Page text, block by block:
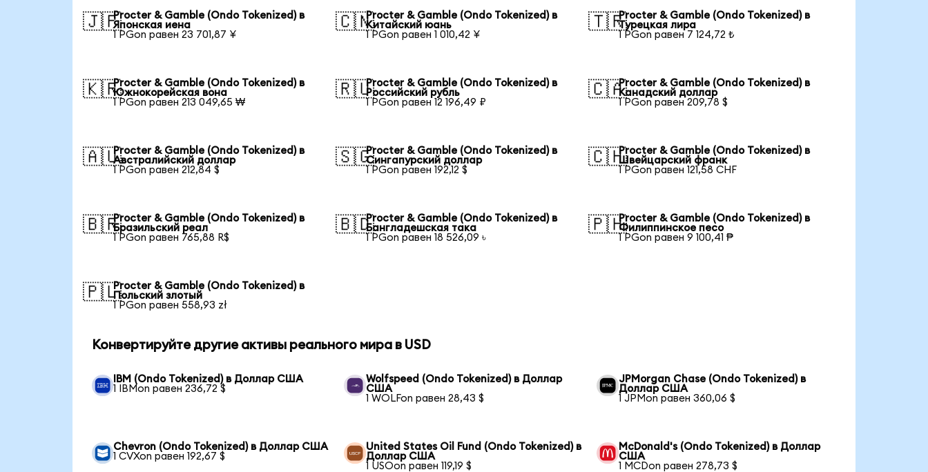
🇯🇵Procter & Gamble (Ondo Tokenized) в
Японская иена
1 PGon равен 23 701,87 ¥
🇨🇳Procter & Gamble (Ondo Tokenized) в
Китайский юань
1 PGon равен 1 010,42 ¥
🇹🇷Procter & Gamble (Ondo Tokenized) в
Турецкая лира
1 PGon равен 7 124,72 ₺
🇰🇷Procter & Gamble (Ondo Tokenized) в
Южнокорейская вона
1 PGon равен 213 049,65 ₩
🇷🇺Procter & Gamble (Ondo Tokenized) в
Российский рубль
1 PGon равен 12 196,49 ₽
🇨🇦Procter & Gamble (Ondo Tokenized) в
Канадский доллар
1 PGon равен 209,78 $
🇦🇺Procter & Gamble (Ondo Tokenized) в
Австралийский доллар
1 PGon равен 212,84 $
🇸🇬Procter & Gamble (Ondo Tokenized) в
Сингапурский доллар
1 PGon равен 192,12 $
🇨🇭Procter & Gamble (Ondo Tokenized) в
Швейцарский франк
1 PGon равен 121,58 CHF
🇧🇷Procter & Gamble (Ondo Tokenized) в
Бразильский реал
1 PGon равен 765,88 R$
🇧🇩Procter & Gamble (Ondo Tokenized) в
Бангладешская така
1 PGon равен 18 526,09 ৳
🇵🇭Procter & Gamble (Ondo Tokenized) в
Филиппинское песо
1 PGon равен 9 100,41 ₱
🇵🇱Procter & Gamble (Ondo Tokenized) в
Польский злотый
1 PGon равен 558,93 zł
Конвертируйте другие активы реального мира в USD
IBM (Ondo Tokenized) в Доллар США
1 IBMon равен 236,72 $
Wolfspeed (Ondo Tokenized) в Доллар
США
1 WOLFon равен 28,43 $
JPMorgan Chase (Ondo Tokenized) в
Доллар США
1 JPMon равен 360,06 $
Chevron (Ondo Tokenized) в Доллар США
1 CVXon равен 192,67 $
United States Oil Fund (Ondo Tokenized) в
Доллар США
1 USOon равен 119,19 $
McDonald's (Ondo Tokenized) в Доллар
США
1 MCDon равен 278,73 $